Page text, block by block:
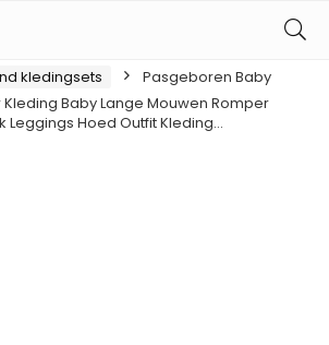
kledingsets
Pasgeboren Baby
Baby Lange Mouwen Romper
Leggings Hoed Outfit Kleding…